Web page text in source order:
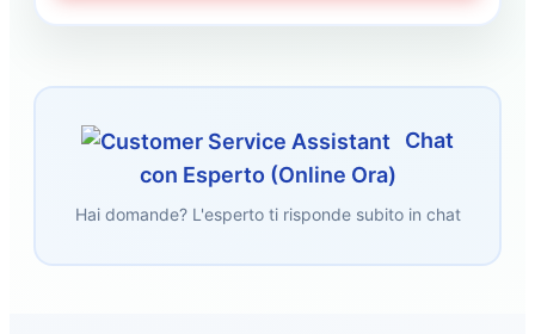
Chat
con Esperto (Online Ora)
Hai domande? L'esperto ti risponde subito in chat